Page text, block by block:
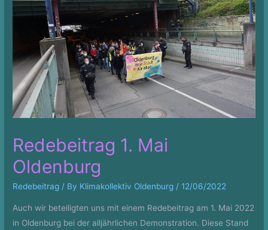
Redebeitrag 1. Mai
Oldenburg
Redebeitrag / By Klimakollektiv Oldenburg / 12/06/2022
Auch wir beteiligten uns mit einem Redebeitrag am 1. Mai 2022
in Oldenburg bei der alljährlichen Demonstration. Diese Stand